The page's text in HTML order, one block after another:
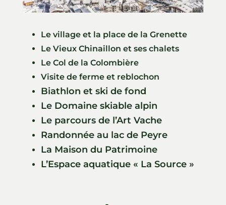
Le village et la place de la Grenette
Le Vieux Chinaillon et ses chalets
Le Col de la Colombière
Visite de ferme et reblochon
Biathlon et ski de fond
Le Domaine skiable alpin
Le parcours de l’Art Vache
Randonnée au lac de Peyre
La Maison du Patrimoine
L’Espace aquatique « La Source »